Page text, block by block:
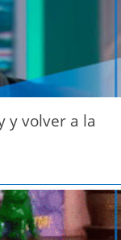
y volver a la